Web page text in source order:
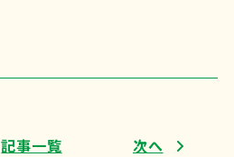
記事一覧 次へ